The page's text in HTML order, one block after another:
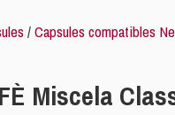
/Capsules compatibles
Miscela